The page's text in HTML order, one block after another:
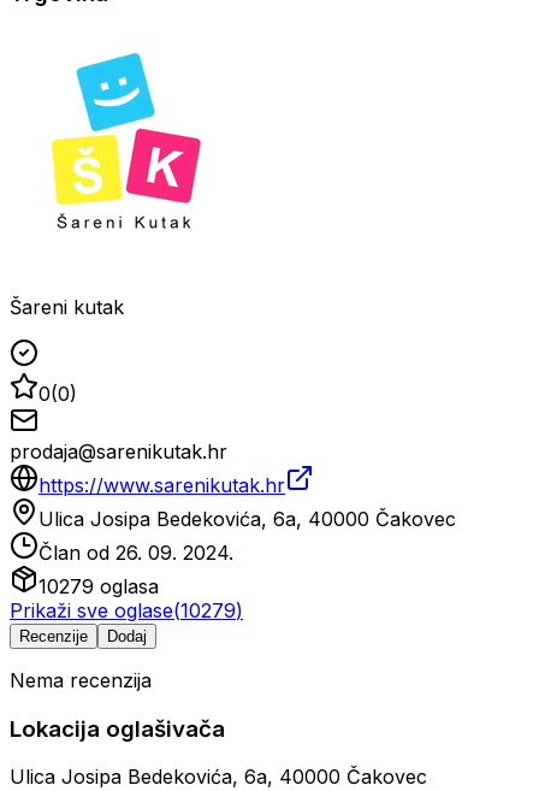
Šareni kutak
0(0)
prodaja@sarenikutak.hr
https://www.sarenikutak.hr
Ulica Josipa Bedekovića, 6a, 40000 Čakovec
Član od 26. 09. 2024.
10279 oglasa
Prikaži sve oglase(10279)
Recenzije Dodaj
Nema recenzija
Lokacija oglašivača
Ulica Josipa Bedekovića, 6a, 40000 Čakovec